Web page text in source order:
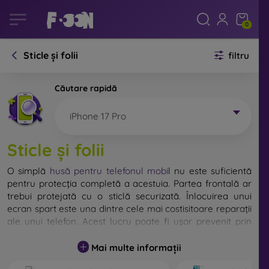
0
Sticle și folii filtru
Căutare rapidă
iPhone 17 Pro
Sticle și folii
O simplă husă pentru telefonul mobil nu este suficientă
pentru protecția completă a acestuia. Partea frontală ar
trebui protejată cu o sticlă securizată. Înlocuirea unui
ecran spart este una dintre cele mai costisitoare reparații
ale unui telefon. Acest lucru poate fi ușor prevenit prin
Deși nu există sticlă indestructibilă pentru telefon, în
Mai multe informații